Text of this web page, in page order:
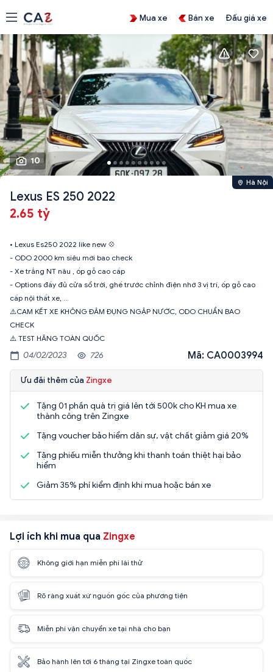
Mua xe Bán xe Đấu giá xe
10
Hà Nội
Lexus ES 250 2022
2.65 tỷ
• Lexus Es250 2022 like new 💠
- ODO 2000 km siêu mới bao check
- Xe trắng NT nâu , ốp gỗ cao cấp
- Options đầy đủ cửa sổ trời, ghế trước chỉnh điện nhớ 3 vị trí, ốp gỗ cao
cấp nội thất xe, …
⚠️CAM KẾT XE KHÔNG ĐÂM ĐỤNG NGẬP NƯỚC, ODO CHUẨN BAO
CHECK
⚠️ TEST HÃNG TOÀN QUỐC
04/02/2023 726 Mã: CA0003994
Ưu đãi thêm của Zingxe
Tặng 01 phần quà trị giá lên tới 500k cho KH mua xe
thành công trên Zingxe
Tặng voucher bảo hiểm dân sự, vật chất giảm giá 20%
Tặng phiếu miễn thưởng khi thanh toán thiệt hại bảo
hiểm
Giảm 35% phí kiểm định khi mua hoặc bán xe
Lợi ích khi mua qua Zingxe
Không giới hạn miễn phí lái thử
Rõ ràng xuất xứ nguồn gốc của phương tiện
Miễn phí vận chuyển xe tại nhà cho bạn
Bảo hành lên tới 6 tháng tại Zingxe toàn quốc